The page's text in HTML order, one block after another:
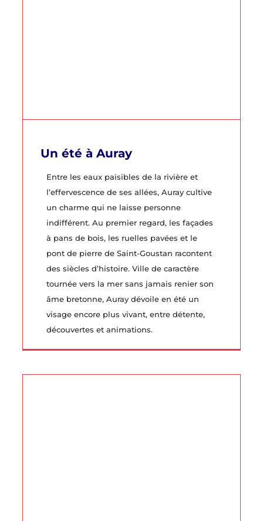
Un été à Auray
Entre les eaux paisibles de la rivière et
l’effervescence de ses allées, Auray cultive
un charme qui ne laisse personne
indifférent. Au premier regard, les façades
à pans de bois, les ruelles pavées et le
pont de pierre de Saint-Goustan racontent
des siècles d’histoire. Ville de caractère
tournée vers la mer sans jamais renier son
âme bretonne, Auray dévoile en été un
visage encore plus vivant, entre détente,
découvertes et animations.